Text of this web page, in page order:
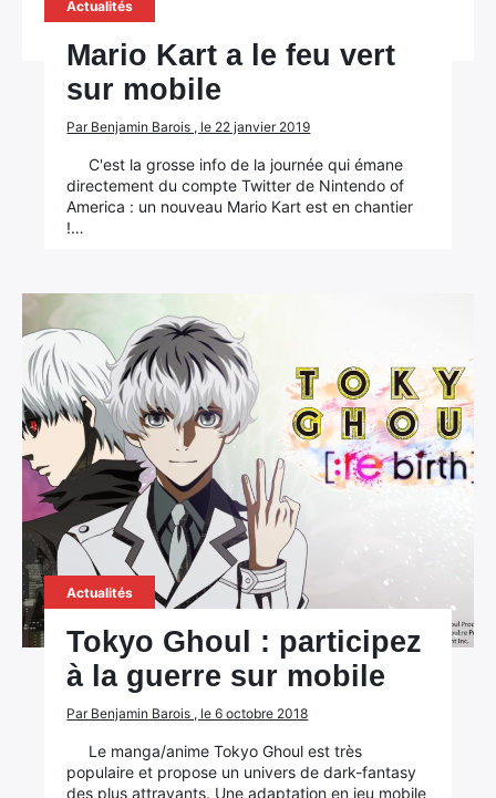
Actualités
Mario Kart a le feu vert
sur mobile
Par Benjamin Barois , le 22 janvier 2019
C'est la grosse info de la journée qui émane
directement du compte Twitter de Nintendo of
America : un nouveau Mario Kart est en chantier
!…
Actualités
Tokyo Ghoul : participez
à la guerre sur mobile
Par Benjamin Barois , le 6 octobre 2018
Le manga/anime Tokyo Ghoul est très
populaire et propose un univers de dark-fantasy
des plus attrayants. Une adaptation en jeu mobile